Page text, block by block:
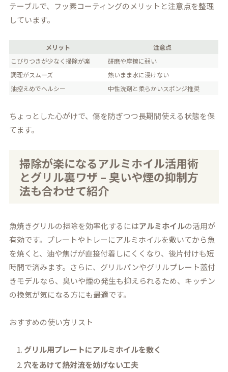
テーブルで、フッ素コーティングのメリットと注意点を整理
しています。
メリット
注意点
こびりつきが少なく掃除が楽
研磨や摩擦に弱い
調理がスムーズ
熱いまま水に浸けない
油控えめでヘルシー
中性洗剤と柔らかいスポンジ推奨
ちょっとした心がけで、傷を防ぎつつ長期間使える状態を保
てます。
掃除が楽になるアルミホイル活用術
とグリル裏ワザ – 臭いや煙の抑制方
法も合わせて紹介
魚焼きグリルの掃除を効率化するにはアルミホイルの活用が
有効です。プレートやトレーにアルミホイルを敷いてから魚
を焼くと、油や焦げが直接付着しにくくなり、後片付けも短
時間で済みます。さらに、グリルパンやグリルプレート蓋付
きモデルなら、臭いや煙の発生も抑えられるため、キッチン
の換気が気になる方にも最適です。
おすすめの使い方リスト
グリル用プレートにアルミホイルを敷く
穴をあけて熱対流を妨げない工夫